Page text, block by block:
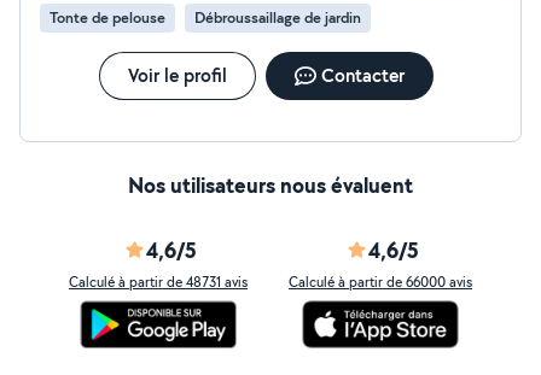
petites plantations. Si vous avez besoin d'évacuation
des déchets votre carte déchèterie sera nécessaire.
Restant à votre disposition, si vous avez des questions.
Tonte de pelouse Débroussaillage de jardin
Voir le profil Contacter
Nos utilisateurs nous évaluent
4,6/5
Calculé à partir de 48731 avis
4,6/5
Calculé à partir de 66000 avis